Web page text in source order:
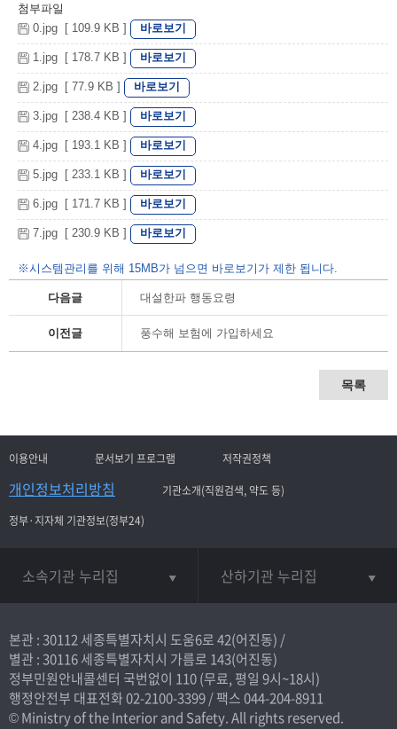
첨부파일
0.jpg [ 109.9 KB ]
바로보기
1.jpg [ 178.7 KB ] 바로보기
2.jpg [ 77.9 KB ] 바로보기
3.jpg [ 238.4 KB ] 바로보기
4.jpg [ 193.1 KB ] 바로보기
5.jpg [ 233.1 KB ] 바로보기
6.jpg [ 171.7 KB ] 바로보기
7.jpg [ 230.9 KB ] 바로보기
※시스템관리를 위해 15MB가 넘으면 바로보기가 제한 됩니다.
다음글 대설한파 행동요령
이전글 풍수해 보험에 가입하세요
목록
이용안내 문서보기 프로그램 저작권정책
개인정보처리방침
기관소개(직원검색, 약도 등)
정부·지자체 기관정보(정부24)
소속기관 누리집 산하기관 누리집
본관 : 30112 세종특별자치시 도움6로 42(어진동) /
별관 : 30116 세종특별자치시 가름로 143(어진동)
정부민원안내콜센터 국번없이 110(무료, 평일 9시~18시)
행정안전부 대표전화02-2100-3399/ 팩스 044-204-8911
© Ministry of the Interior and Safety. All rights reserved.